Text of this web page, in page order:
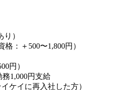
り）
：＋500〜1,800円）
円）
1,000円支給
ケイに再入社した方）